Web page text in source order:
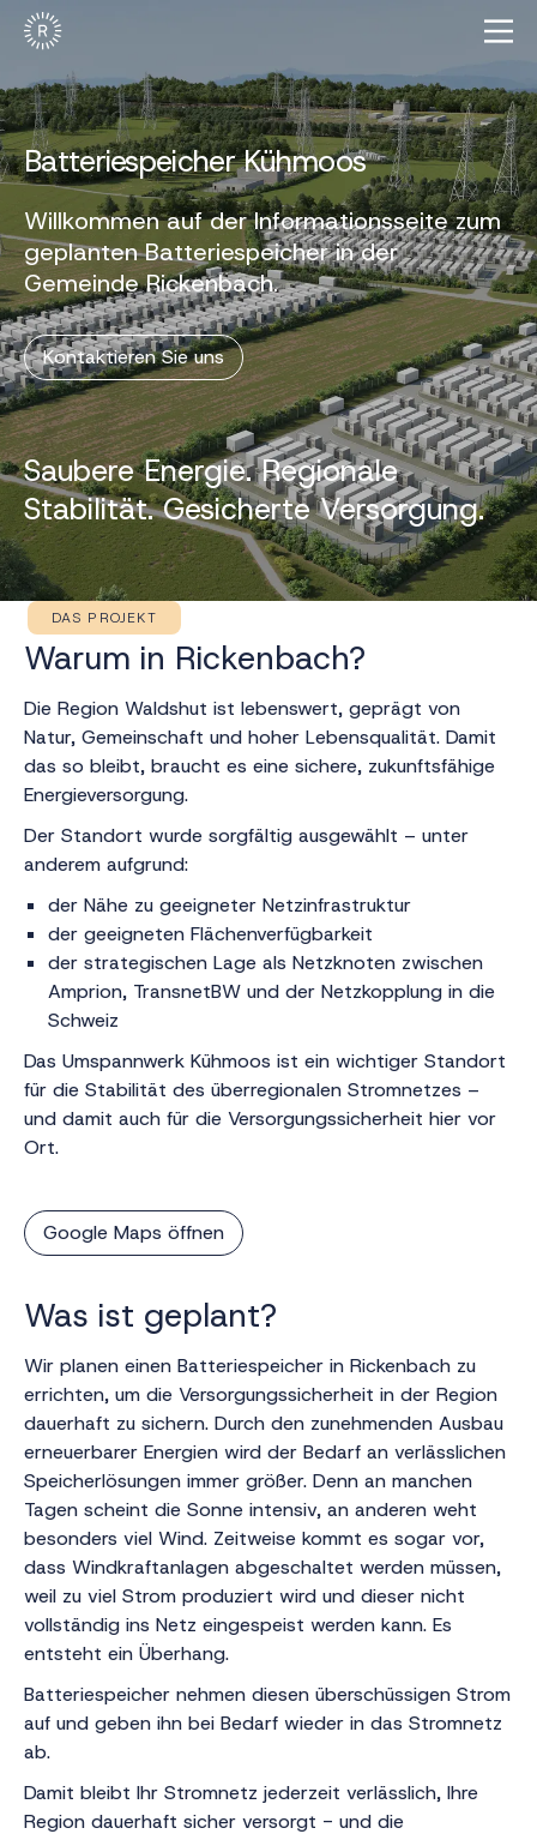
Batteriespeicher Kühmoos
Willkommen auf der Informationsseite zum
geplanten Batteriespeicher in der
Gemeinde Rickenbach.
Kontaktieren Sie uns
Saubere Energie. Regionale
Stabilität. Gesicherte Versorgung.
DAS PROJEKT
Warum in Rickenbach?
Die Region Waldshut ist lebenswert, geprägt von
Natur, Gemeinschaft und hoher Lebensqualität. Damit
das so bleibt, braucht es eine sichere, zukunftsfähige
Energieversorgung.
Der Standort wurde sorgfältig ausgewählt – unter
anderem aufgrund:
der Nähe zu geeigneter Netzinfrastruktur
der geeigneten Flächenverfügbarkeit
der strategischen Lage als Netzknoten zwischen
Amprion, TransnetBW und der Netzkopplung in die
Schweiz
Das Umspannwerk Kühmoos ist ein wichtiger Standort
für die Stabilität des überregionalen Stromnetzes –
und damit auch für die Versorgungssicherheit hier vor
Ort.
Google Maps öffnen
Was ist geplant?
Wir planen einen Batteriespeicher in Rickenbach zu
errichten, um die Versorgungssicherheit in der Region
dauerhaft zu sichern. Durch den zunehmenden Ausbau
erneuerbarer Energien wird der Bedarf an verlässlichen
Speicherlösungen immer größer. Denn an manchen
Tagen scheint die Sonne intensiv, an anderen weht
besonders viel Wind. Zeitweise kommt es sogar vor,
dass Windkraftanlagen abgeschaltet werden müssen,
weil zu viel Strom produziert wird und dieser nicht
vollständig ins Netz eingespeist werden kann. Es
entsteht ein Überhang.
Batteriespeicher nehmen diesen überschüssigen Strom
auf und geben ihn bei Bedarf wieder in das Stromnetz
ab.
Damit bleibt Ihr Stromnetz jederzeit verlässlich, Ihre
Region dauerhaft sicher versorgt - und die